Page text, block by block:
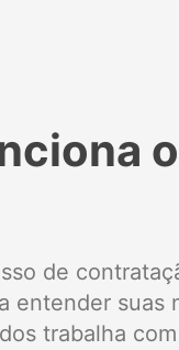
de
entender suas
trabalha